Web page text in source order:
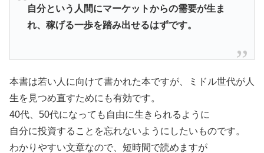
自分という人間にマーケットからの需要が生ま
れ、稼げる一歩を踏み出せるはずです。
本書は若い人に向けて書かれた本ですが、ミドル世代が人
生を見つめ直すためにも有効です。
40代、50代になっても自由に生きられるように
自分に投資することを忘れないようにしたいものです。
わかりやすい文章なので、短時間で読めますが